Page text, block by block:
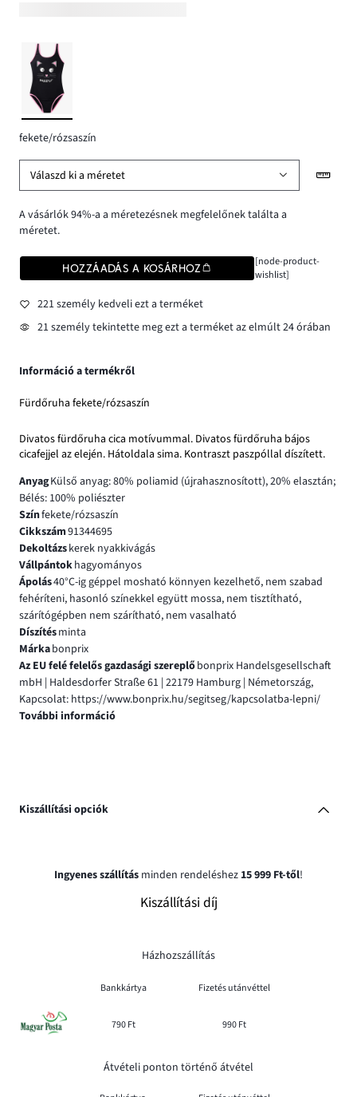
fekete/rózsaszín
Válaszd ki a méretet
A vásárlók 94%-a a méretezésnek megfelelőnek találta a
méretet.
HOZZÁADÁS A KOSÁRHOZ
[node-product-
wishlist]
221 személy kedveli ezt a terméket
21 személy tekintette meg ezt a terméket az elmúlt 24 órában
Információ a termékről
Fürdőruha fekete/rózsaszín
Divatos fürdőruha cica motívummal. Divatos fürdőruha bájos
cicafejjel az elején. Hátoldala sima. Kontraszt paszpóllal díszített.
AnyagKülső anyag: 80% poliamid (újrahasznosított), 20% elasztán;
Bélés: 100% poliészter
Színfekete/rózsaszín
Cikkszám91344695
Dekoltázskerek nyakkivágás
Vállpántokhagyományos
Ápolás40°C-ig géppel mosható könnyen kezelhető, nem szabad
fehéríteni, hasonló színekkel együtt mossa, nem tisztítható,
szárítógépben nem szárítható, nem vasalható
Díszítésminta
Márkabonprix
Az EU felé felelős gazdasági szereplőbonprix Handelsgesellschaft
mbH | Haldesdorfer Straße 61 | 22179 Hamburg | Németország,
Kapcsolat: https://www.bonprix.hu/segitseg/kapcsolatba-lepni/
További információ
Kiszállítási opciók
Ingyenes szállítás minden rendeléshez 15 999 Ft-től!
Kiszállítási díj
Házhozszállítás
Bankkártya Fizetés utánvéttel
790 Ft 990 Ft
Átvételi ponton történő átvétel